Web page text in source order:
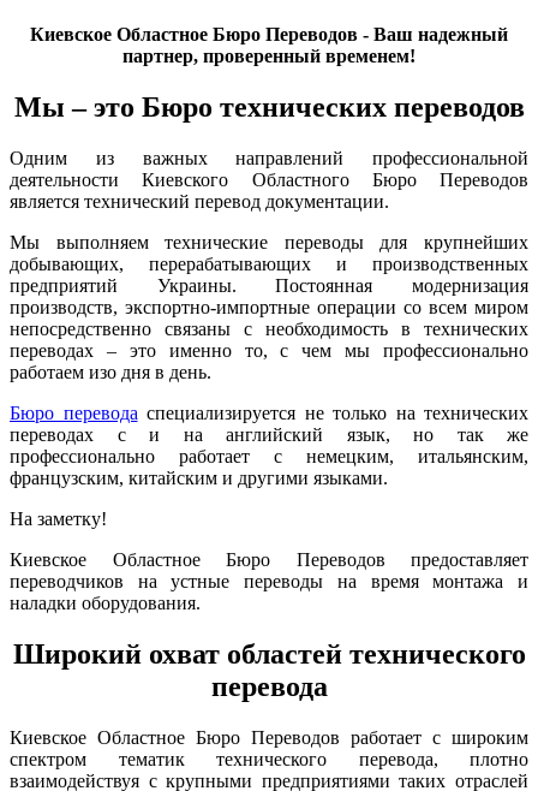
Киевское Областное Бюро Переводов - Ваш надежный
партнер, проверенный временем!
Мы – это Бюро технических переводов
Одним из важных направлений профессиональной
деятельности Киевского Областного Бюро Переводов
является технический перевод документации.
Мы выполняем технические переводы для крупнейших
добывающих, перерабатывающих и производственных
предприятий Украины. Постоянная модернизация
производств, экспортно-импортные операции со всем миром
непосредственно связаны с необходимость в технических
переводах – это именно то, с чем мы профессионально
работаем изо дня в день.
Бюро перевода специализируется не только на технических
переводах с и на английский язык, но так же
профессионально работает с немецким, итальянским,
французским, китайским и другими языками.
На заметку!
Киевское Областное Бюро Переводов предоставляет
переводчиков на устные переводы на время монтажа и
наладки оборудования.
Широкий охват областей технического
перевода
Киевское Областное Бюро Переводов работает с широким
спектром тематик технического перевода, плотно
взаимодействуя с крупными предприятиями таких отраслей